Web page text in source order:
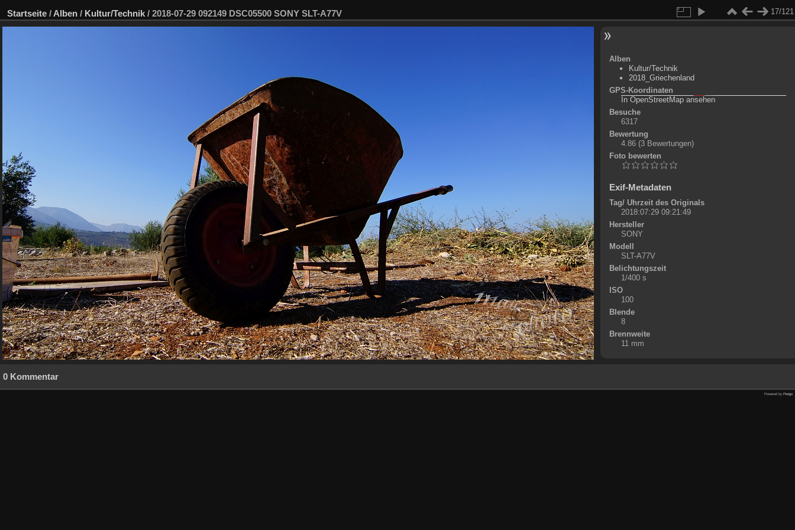
Startseite / Alben / Kultur/Technik / 2018-07-29 092149 DSC05500 SONY SLT-A77V 17/121
Alben
Kultur/Technik
2018_Griechenland
GPS-Koordinaten
+
-
©
In OpenStreetMap ansehen
Besuche
6317
Bewertung
4.86 (3 Bewertungen)
Foto bewerten
Exif-Metadaten
Tag/ Uhrzeit des Originals
2018:07:29 09:21:49
Hersteller
SONY
Modell
SLT-A77V
Belichtungszeit
1/400 s
ISO
100
Blende
8
Brennweite
11 mm
0 Kommentar
Powered by Piwigo